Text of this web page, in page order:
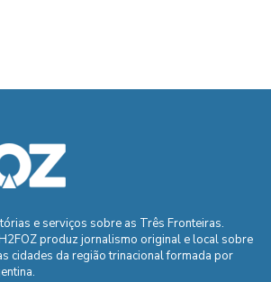
e serviços sobre as Três Fronteiras.
produz jornalismo original e local sobre
cidades da região trinacional formada por